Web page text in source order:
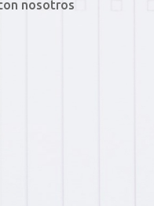
nosotros